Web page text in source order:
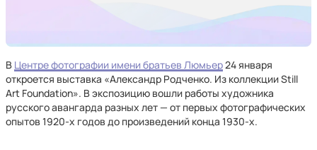
В Центре фотографии имени братьев Люмьер24 января
откроется выставка «Александр Родченко. Из коллекции Still
Art Foundation». В экспозицию вошли работы художника
русского авангарда разных лет — от первых фотографических
опытов 1920-х годов до произведений конца 1930-х.